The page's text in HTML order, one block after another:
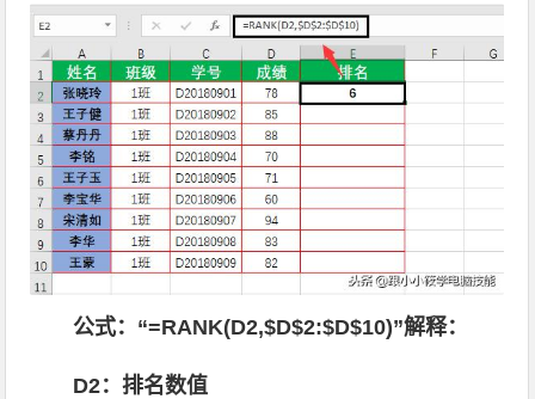
公式：“=RANK(D2,$D$2:$D$10)”解释：
D2：排名数值